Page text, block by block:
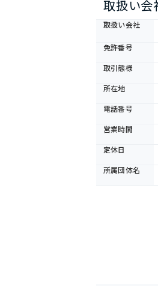
取扱い会
取扱い会社
免許番号
取引態様
所在地
電話番号
営業時間
定休日
所属団体名